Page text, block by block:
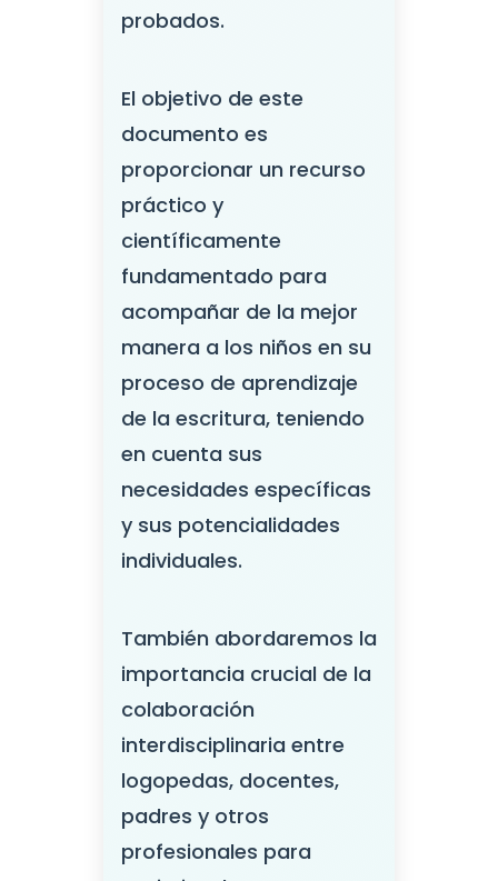
probados.
El objetivo de este
documento es
proporcionar un recurso
práctico y
científicamente
fundamentado para
acompañar de la mejor
manera a los niños en su
proceso de aprendizaje
de la escritura, teniendo
en cuenta sus
necesidades específicas
y sus potencialidades
individuales.
También abordaremos la
importancia crucial de la
colaboración
interdisciplinaria entre
logopedas, docentes,
padres y otros
profesionales para